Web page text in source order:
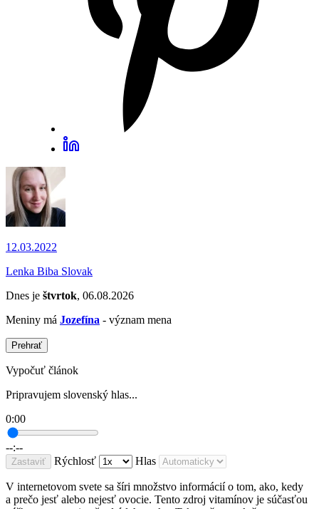
12.03.2022
Lenka Biba Slovak
Dnes je štvrtok, 06.08.2026
Meniny má Jozefína - význam mena
Prehrať
Vypočuť článok
Pripravujem slovenský hlas...
0:00
--:--
Zastaviť Rýchlosť Hlas
V internetovom svete sa šíri množstvo informácií o tom, ako, kedy
a prečo jesť alebo nejesť ovocie. Tento zdroj vitamínov je súčasťou